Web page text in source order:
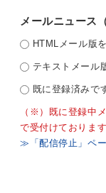
メールニュース
HTMLメール版
テキストメール
既に登録済みで
（※）既に登録中
で受付けております
≫「配信停止」ペ